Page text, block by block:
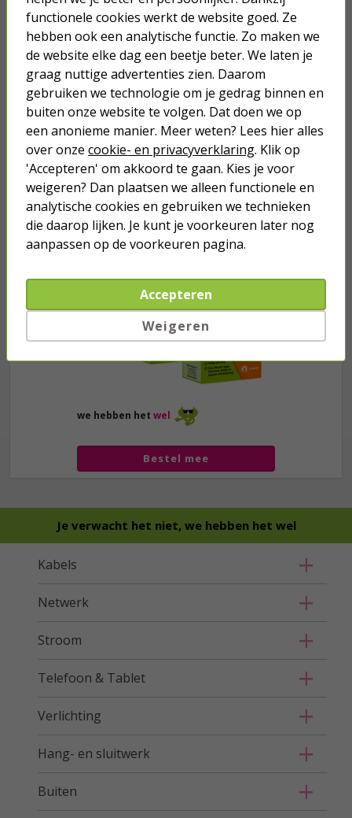
Je verwacht het niet
Turbo onkruidverdelger (Concentraat,
3x 100ml) | Ook voor je gazon!
40,
89
we hebben het wel
Bestel mee
voor 23:59 jouw bestelling plaatst, dan ontvang je het pakketje
de volgende dag al in huis. Wil je graag wat meer informatie over
buitenverlichting of heb je een vraag over een bepaald product:
neem dan gerust contact op met onze klantenservice. Wij staan
van maandag tot en met vrijdag tussen 09:00 en 17:00 voor je
klaar via e-mail, telefoon, Facebook, of de chatfunctie op onze
website.
Je verwacht het niet, we hebben het wel
Kabels
Netwerk
Stroom
Telefoon & Tablet
Verlichting
Hang- en sluitwerk
Buiten
functionele cookies werkt de website goed. Ze
hebben ook een analytische functie. Zo maken we
de website elke dag een beetje beter. We laten je
graag nuttige advertenties zien. Daarom
gebruiken we technologie om je gedrag binnen en
buiten onze website te volgen. Dat doen we op
een anonieme manier. Meer weten? Lees hier alles
over onze cookie- en privacyverklaring. Klik op
'Accepteren' om akkoord te gaan. Kies je voor
weigeren? Dan plaatsen we alleen functionele en
analytische cookies en gebruiken we technieken
die daarop lijken. Je kunt je voorkeuren later nog
aanpassen op de voorkeuren pagina.
Accepteren
Weigeren